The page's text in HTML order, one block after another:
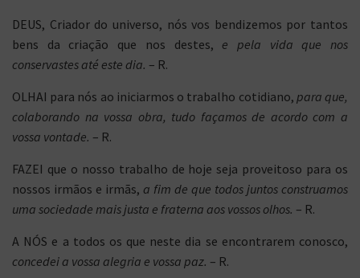
DEUS, Criador do universo, nós vos bendizemos por tantos
bens da criação que nos destes, e pela vida que nos
conservastes até este dia. – R.
OLHAI para nós ao iniciarmos o trabalho cotidiano, para que,
colaborando na vossa obra, tudo façamos de acordo com a
vossa vontade. – R.
FAZEI que o nosso trabalho de hoje seja proveitoso para os
nossos irmãos e irmãs, a fim de que todos juntos construamos
uma sociedade mais justa e fraterna aos vossos olhos. – R.
A NÓS e a todos os que neste dia se encontrarem conosco,
concedei a vossa alegria e vossa paz. – R.